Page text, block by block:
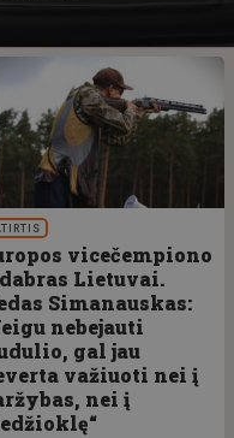
vicečempiono
Lietuvai.
Simanauskas:
nebejauti
gal jau
važiuoti nei į
nei į